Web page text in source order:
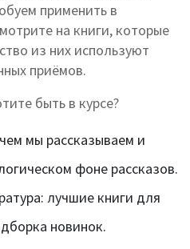
применить в
на книги, которые
из них используют
приёмов.
быть в курсе?
мы рассказываем и
фоне рассказов.
лучшие книги для
новинок.